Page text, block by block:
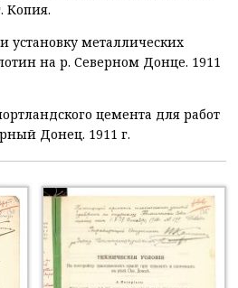
Копия.
установку металлических
на р. Северном Донце. 1911
цемента для работ
Донец. 1911 г.